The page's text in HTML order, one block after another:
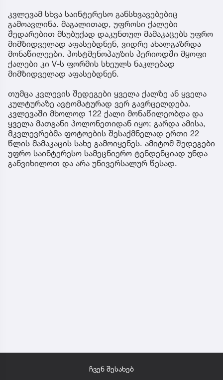
კვლევამ სხვა საინტერესო განსხვავებებიც
გამოავლინა. მაგალითად, უფროსი ქალები
შედარებით მსუბუქად დაკუნთულ მამაკაცებს უფრო
მიმზიდველად აფასებდნენ, ვიდრე ახალგაზრდა
მონაწილეები. პოსტმენოპაუზის პერიოდში მყოფი
ქალები კი V-ს ფორმის სხეულს ნაკლებად
მიმზიდველად აფასებდნენ.
თუმცა კვლევის შედეგები ყველა ქალზე ან ყველა
კულტურაზე ავტომატურად ვერ გავრცელდება.
კვლევაში მხოლოდ 122 ქალი მონაწილეობდა და
ყველა მათგანი პოლონეთიდან იყო; გარდა ამისა,
მკვლევრებმა ფოტოების შესაქმნელად ერთი 22
წლის მამაკაცის სახე გამოიყენეს. ამიტომ შედეგები
უფრო საინტერესო სამეცნიერო ტენდენციად უნდა
განვიხილოთ და არა უნივერსალურ წესად.
ჩვენ შესახებ